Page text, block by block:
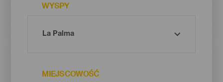
WYSPY
MIEJSCOWOŚĆ